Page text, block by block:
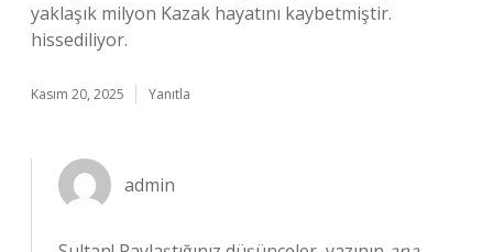
yaklaşık milyon Kazak hayatını kaybetmiştir.
hissediliyor.
Kasım 20, 2025 Yanıtla
admin